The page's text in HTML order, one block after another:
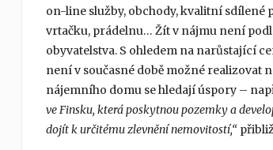
on-line služby, obchody, kvalitní
vrtačku, prádelnu… Žít v nájmu není
obyvatelstva. S ohledem na narůstající
není v současné době možné realizovat
nájemního domu se hledají úspory –
ve Finsku, která poskytnou pozemky a
dojít k určitému zlevnění nemovitostí,“